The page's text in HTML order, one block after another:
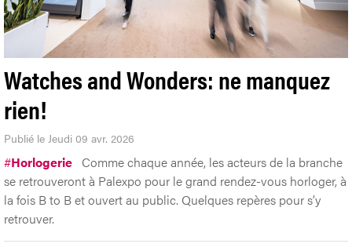
Watches and Wonders: ne manquez
rien!
Publié le Jeudi 09 avr. 2026
#Horlogerie Comme chaque année, les acteurs de la branche
se retrouveront à Palexpo pour le grand rendez-vous horloger, à
la fois B to B et ouvert au public. Quelques repères pour s’y
retrouver.